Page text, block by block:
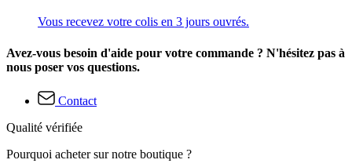
Vous recevez votre colis en 3 jours ouvrés.
Avez-vous besoin d'aide pour votre commande ? N'hésitez pas à
nous poser vos questions.
Contact
Qualité vérifiée
Pourquoi acheter sur notre boutique ?